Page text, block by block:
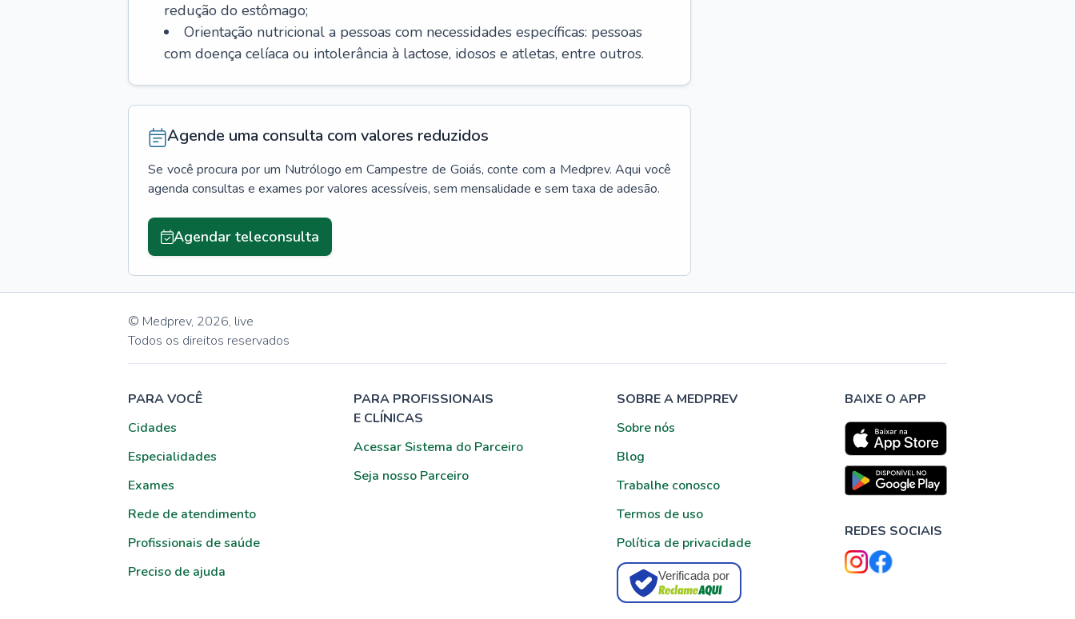
redução do estômago;
Orientação nutricional a pessoas com necessidades específicas: pessoas
com doença celíaca ou intolerância à lactose, idosos e atletas, entre outros.
Agende uma consulta com valores reduzidos
Se você procura por um Nutrólogo em Campestre de Goiás, conte com a Medprev. Aqui você
agenda consultas e exames por valores acessíveis, sem mensalidade e sem taxa de adesão.
Agendar teleconsulta
© Medprev, 2026, live
Todos os direitos reservados
PARA VOCÊ
Cidades
Especialidades
Exames
Rede de atendimento
Profissionais de saúde
Preciso de ajuda
PARA PROFISSIONAIS
E CLÍNICAS
Acessar Sistema do Parceiro
Seja nosso Parceiro
SOBRE A MEDPREV
Sobre nós
Blog
Trabalhe conosco
Termos de uso
Política de privacidade
Verificada por
BAIXE O APP
REDES SOCIAIS